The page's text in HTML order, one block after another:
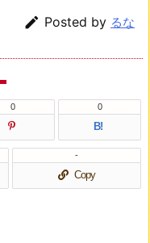
 Posted by るな
0
B!
0
Copy
-